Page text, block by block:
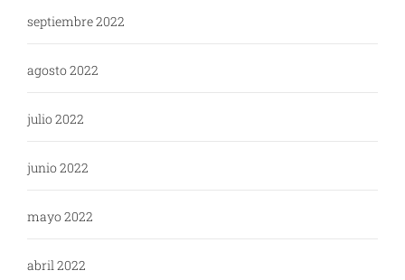
septiembre 2022
agosto 2022
julio 2022
junio 2022
mayo 2022
abril 2022